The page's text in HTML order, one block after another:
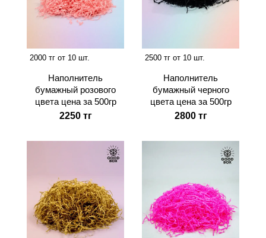
2000 тг от 10 шт.
Наполнитель
бумажный розового
цвета цена за 500гр
2250 тг
2500 тг от 10 шт.
Наполнитель
бумажный черного
цвета цена за 500гр
2800 тг